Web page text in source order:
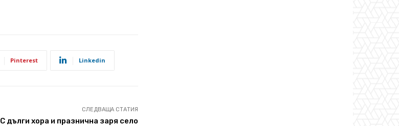
Pinterest Linkedin
СЛЕДВАЩА СТАТИЯ
С дълги хора и празнична заря село